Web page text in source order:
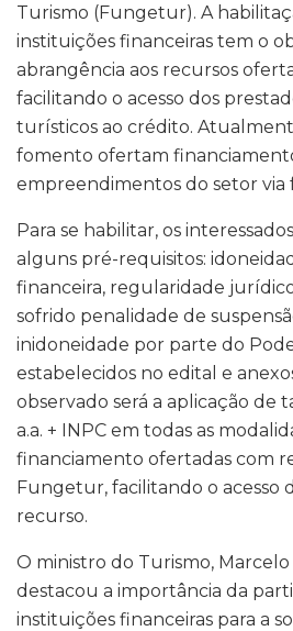
Turismo (Fungetur). A
instituições financeiras tem o
abrangência aos recursos
facilitando o acesso dos
turísticos ao crédito.
fomento ofertam
empreendimentos do setor via
Para se habilitar, os
alguns pré-requisitos:
financeira, regularidade
sofrido penalidade de
inidoneidade por parte do
estabelecidos no edital e
observado será a aplicação de
a.a. + INPC em todas as
financiamento ofertadas com
Fungetur, facilitando o acesso
recurso.
O ministro do Turismo,
destacou a importância da
instituições financeiras para a